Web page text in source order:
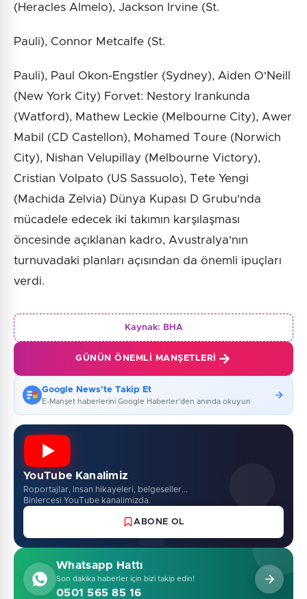
(Heracles Almelo), Jackson Irvine (St.
Pauli), Connor Metcalfe (St.
Pauli), Paul Okon-Engstler (Sydney), Aiden O'Neill
(New York City) Forvet: Nestory Irankunda
(Watford), Mathew Leckie (Melbourne City), Awer
Mabil (CD Castellon), Mohamed Toure (Norwich
City), Nishan Velupillay (Melbourne Victory),
Cristian Volpato (US Sassuolo), Tete Yengi
(Machida Zelvia) Dünya Kupası D Grubu'nda
mücadele edecek iki takımın karşılaşması
öncesinde açıklanan kadro, Avustralya'nın
turnuvadaki planları açısından da önemli ipuçları
verdi.
Kaynak: BHA
GÜNÜN ÖNEMLI MANŞETLERI
Google News'te Takip Et
E-Manşet haberlerini Google Haberler'den anında okuyun
YouTube Kanalimiz
Roportajlar, insan hikayeleri, belgeseller...
Binlercesi YouTube kanalimizda.
ABONE OL
Whatsapp Hattı
Son dakika haberler için bizi takip edin!
0501 565 85 16